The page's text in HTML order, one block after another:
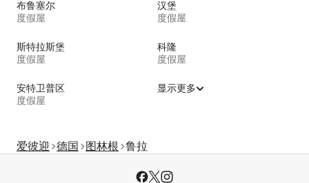
布鲁塞尔
度假屋
汉堡
度假屋
斯特拉斯堡
度假屋
科隆
度假屋
安特卫普区
度假屋
显示更多
爱彼迎 德国 图林根 鲁拉